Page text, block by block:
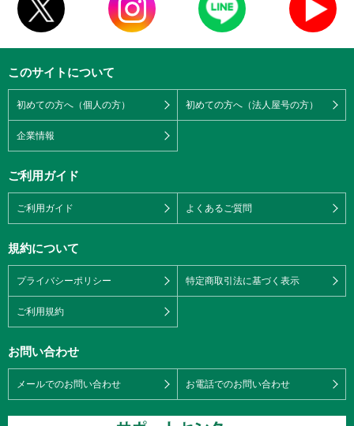
このサイトについて
初めての方へ（個人の方） 初めての方へ（法人屋号の方）
企業情報
ご利用ガイド
ご利用ガイド よくあるご質問
規約について
プライバシーポリシー 特定商取引法に基づく表示
ご利用規約
お問い合わせ
メールでのお問い合わせ お電話でのお問い合わせ